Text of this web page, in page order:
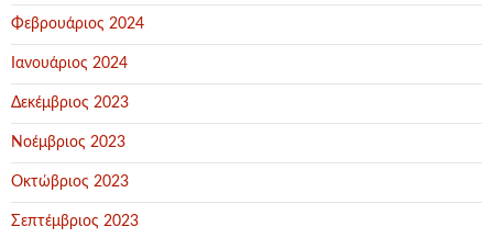
Φεβρουάριος 2024
Ιανουάριος 2024
Δεκέμβριος 2023
Νοέμβριος 2023
Οκτώβριος 2023
Σεπτέμβριος 2023